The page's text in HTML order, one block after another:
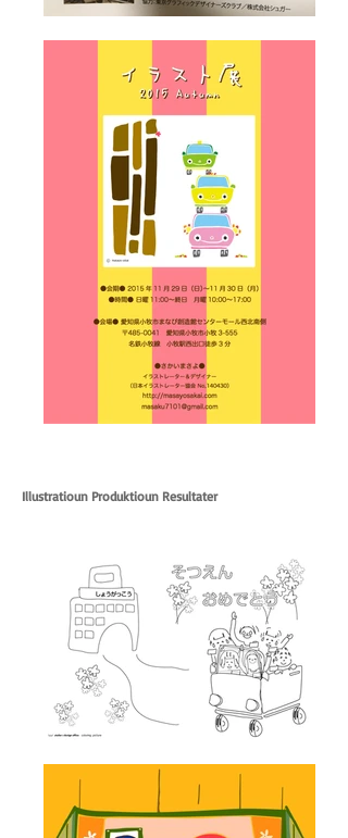
Illustratioun Produktioun Resultater